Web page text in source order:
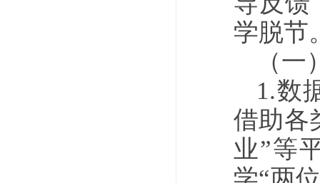
学脱节
（
1.数
借助各
业”等